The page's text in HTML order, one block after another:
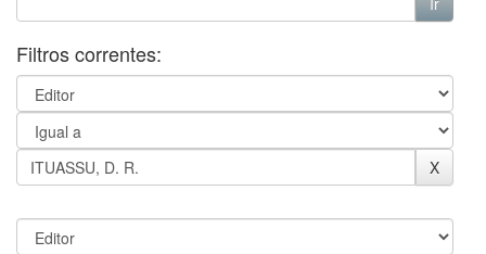
Filtros correntes: